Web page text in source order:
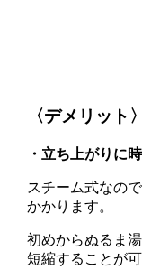
〈デメリット〉
・立ち上がりに
スチーム式なの
かかります。
初めからぬるま
短縮することが可